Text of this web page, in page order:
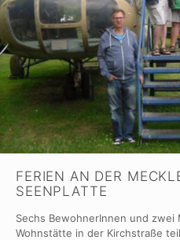
FERIEN AN DER
SEENPLATTE
Sechs BewohnerInnen und
Wohnstätte in der Kirchstraße